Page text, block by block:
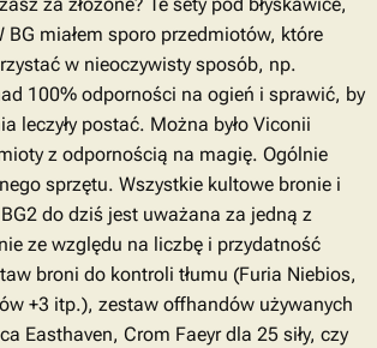
BG miałem sporo przedmiotów, które
w nieoczywisty sposób, np.
100% odporności na ogień i sprawić, by
leczyły postać. Można było Viconii
z odpornością na magię. Ogólnie
sprzętu. Wszystkie kultowe bronie i
do dziś jest uważana za jedną z
ze względu na liczbę i przydatność
broni do kontroli tłumu (Furia Niebios,
+3 itp.), zestaw offhandów używanych
Easthaven, Crom Faeyr dla 25 siły, czy